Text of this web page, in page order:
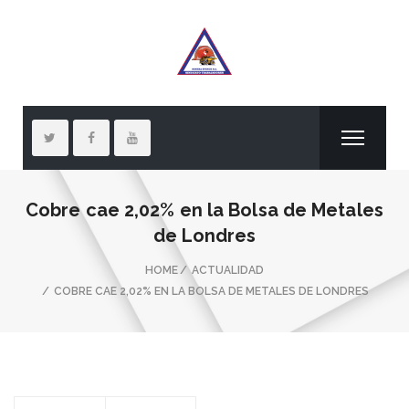
Cobre cae 2,02% en la Bolsa de Metales
de Londres
HOME
ACTUALIDAD
COBRE CAE 2,02% EN LA BOLSA DE METALES DE LONDRES